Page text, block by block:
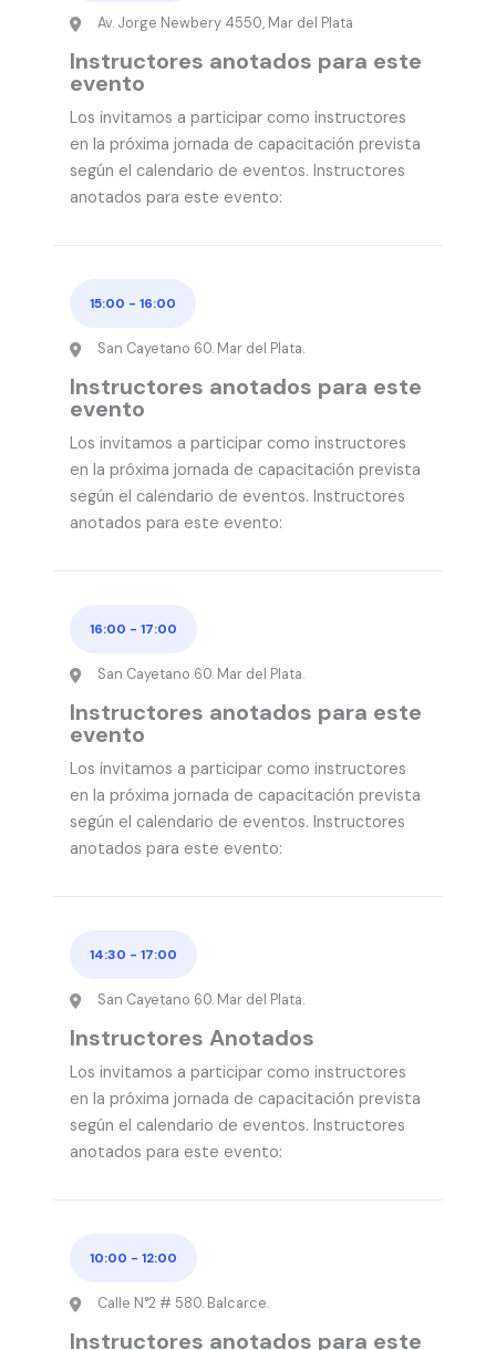
Av. Jorge Newbery 4550, Mar del Plata
Instructores anotados para este
evento
Los invitamos a participar como instructores
en la próxima jornada de capacitación prevista
según el calendario de eventos. Instructores
anotados para este evento:
15:00 - 16:00
San Cayetano 60. Mar del Plata.
Instructores anotados para este
evento
Los invitamos a participar como instructores
en la próxima jornada de capacitación prevista
según el calendario de eventos. Instructores
anotados para este evento:
16:00 - 17:00
San Cayetano 60. Mar del Plata.
Instructores anotados para este
evento
Los invitamos a participar como instructores
en la próxima jornada de capacitación prevista
según el calendario de eventos. Instructores
anotados para este evento:
14:30 - 17:00
San Cayetano 60. Mar del Plata.
Instructores Anotados
Los invitamos a participar como instructores
en la próxima jornada de capacitación prevista
según el calendario de eventos. Instructores
anotados para este evento:
10:00 - 12:00
Calle N°2 # 580. Balcarce.
Instructores anotados para este